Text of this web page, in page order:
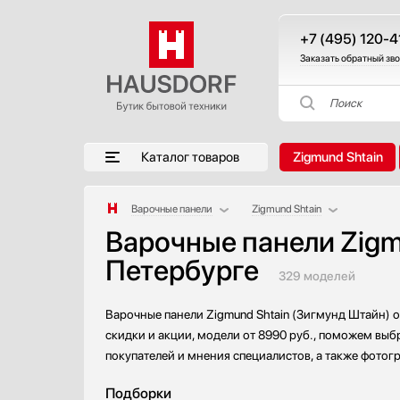
+7 (495) 120-
Заказать обратный
Поиск
Каталог товаров Zigmund Shtain
Варочные панели
Аксессуары
Аксессуары и принадлежности
Акустические системы
Беспроводные акустические системы
Вакуумные упаковщики
Zigmund Shtain
AEG
Barazza
Варочные панели
Петербурге
329 моделей
Варочные панели Zigmund Shtain (Зигмунд Штайн)
скидки и акции, модели от 8990 руб., поможем
покупателей и мнения специалистов, а также
Подборки